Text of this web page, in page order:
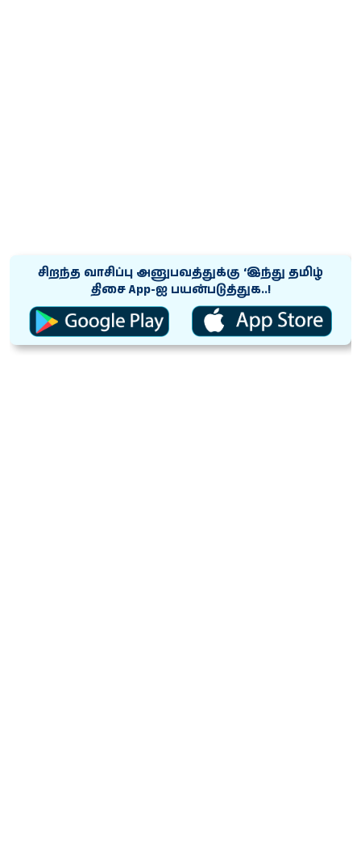
சிறந்த வாசிப்பு அனுபவத்துக்கு ‘இந்து தமிழ்
திசை App-ஐ பயன்படுத்துக..!